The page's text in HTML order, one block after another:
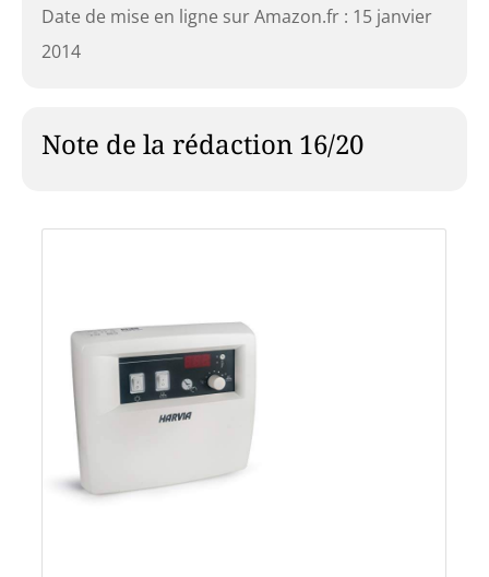
Date de mise en ligne sur Amazon.fr : 15 janvier
2014
Note de la rédaction 16/20